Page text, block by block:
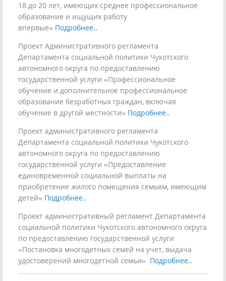
18 до 20 лет, имеющих среднее профессиональное
образование и ищущих работу
впервые» Подробнее..
Проект Административного регламента
Департамента социальной политики Чукотского
автономного округа по предоставлению
государственной услуги «Профессиональное
обучение и дополнительное профессиональное
образование безработных граждан, включая
обучение в другой местности» Подробнее..
Проект административного регламента
Департамента социальной политики Чукотского
автономного округа по предоставлению
государственной услуги «Предоставление
единовременной социальной выплаты на
приобретение жилого помещения семьям, имеющим
детей» Подробнее..
Проект административный регламент Департамента
социальной политики Чукотского автономного округа
по предоставлению государственной услуги
«Постановка многодетных семей на учет, выдача
удостоверений многодетной семьи» Подробнее..